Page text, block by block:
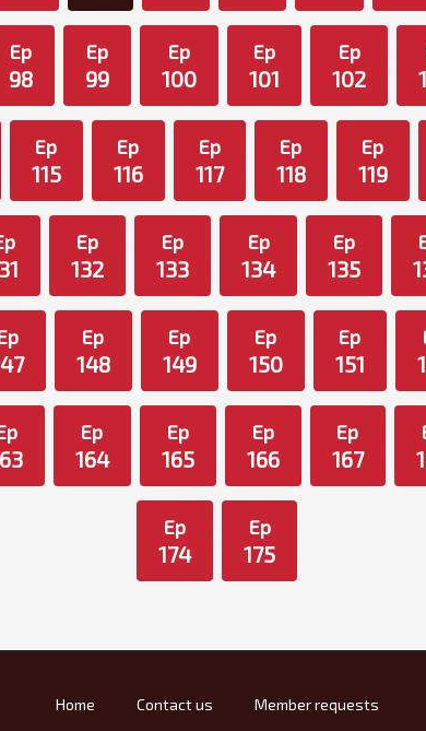
Ep
98
Ep
99
Ep
100
Ep
101
Ep
102
Ep
115
Ep
116
Ep
117
Ep
118
Ep
119
Ep
132
Ep
133
Ep
134
Ep
135
Ep
148
Ep
149
Ep
150
Ep
151
Ep
164
Ep
165
Ep
166
Ep
167
Ep
174
Ep
175
Home Contact us Member requests